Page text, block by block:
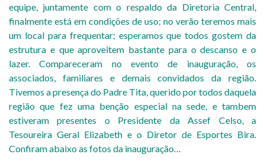
equipe, juntamente com o respaldo da Diretoria Central,
finalmente está em condições de uso; no verão teremos mais
um local para frequentar; esperamos que todos gostem da
estrutura e que aproveitem bastante para o descanso e o
lazer. Compareceram no evento de inauguração, os
associados, familiares e demais convidados da região.
Tivemos a presença do Padre Tita, querido por todos daquela
região que fez uma benção especial na sede, e tambem
estiveram presentes o Presidente da Assef Celso, a
Tesoureira Geral Elizabeth e o Diretor de Esportes Bira.
Confiram abaixo as fotos da inauguração…